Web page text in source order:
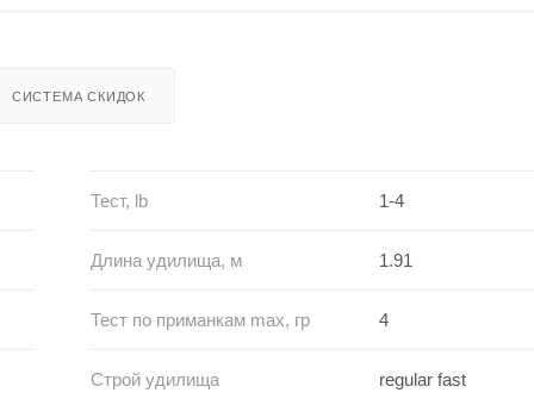
СИСТЕМА СКИДОК
Тест, lb 1-4
Длина удилища, м 1.91
Тест по приманкам max, гр 4
Строй удилища regular fast